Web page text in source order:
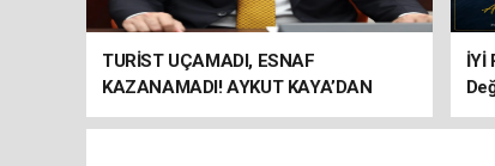
TURİST UÇAMADI, ESNAF
KAZANAMADI! AYKUT KAYA’DAN
"BAGAJ HAKKI" ÇAĞRISI
İYİ